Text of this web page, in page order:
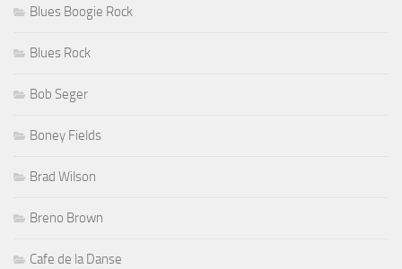
Blues Boogie Rock
Blues Rock
Bob Seger
Boney Fields
Brad Wilson
Breno Brown
Cafe de la Danse